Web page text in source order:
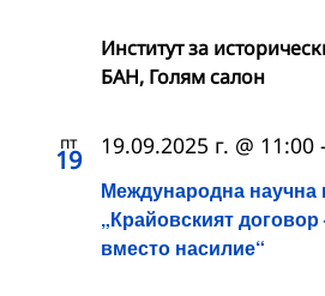
Институт за
БАН, Голям салон
пт
19
Международна
„Крайовският
вместо насилие“
19.09.2025 г. @ 11:00 -